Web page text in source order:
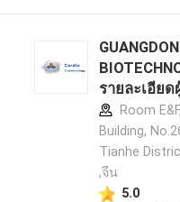
รายละเอีย
Room
Building,
Tianhe
,จีน
5.0